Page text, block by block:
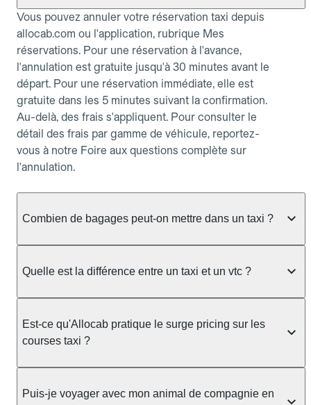
Vous pouvez annuler votre réservation taxi depuis
allocab.com ou l'application, rubrique Mes
réservations. Pour une réservation à l'avance,
l'annulation est gratuite jusqu'à 30 minutes avant le
départ. Pour une réservation immédiate, elle est
gratuite dans les 5 minutes suivant la confirmation.
Au-delà, des frais s'appliquent. Pour consulter le
détail des frais par gamme de véhicule, reportez-
vous à notre Foire aux questions complète sur
l'annulation.
Combien de bagages peut-on mettre dans un taxi ?
taxi berline accueille en général jusqu'à 3 bagages
ou nombreux, précisez-le dans le champ "Message
au chauffeur" lors de la réservation. Le prix n'est
pas impacté par le nombre de bagages.
Quelle est la différence entre un taxi et un vtc ?
prendre en charge directement dans la rue, à une
station ou sur réservation, avec un tarif au
réservation et propose un prix fixe annoncé à
l'avance. Chez Allocab, réservez facilement votre
Est-ce qu'Allocab pratique le surge pricing sur les
courses taxi ?
réglementation préfectorale et suit un barème
Puis-je voyager avec mon animal de compagnie en